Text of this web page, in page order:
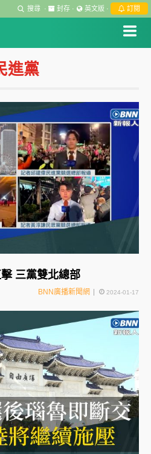
搜尋 · 封存 · 英文版 · 訂閱
進黨
三黨雙北總部
BNN廣播新聞網 2024-01-17